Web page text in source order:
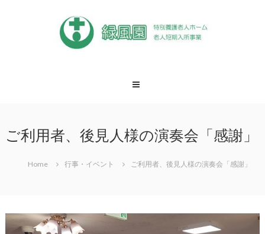
戸
市
養
ご利用者、後見人様の演奏会「感謝」
Home 行事・イベント ご利用者、後見人様の演奏会「感謝」